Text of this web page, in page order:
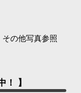
の他写真参照
！ 】